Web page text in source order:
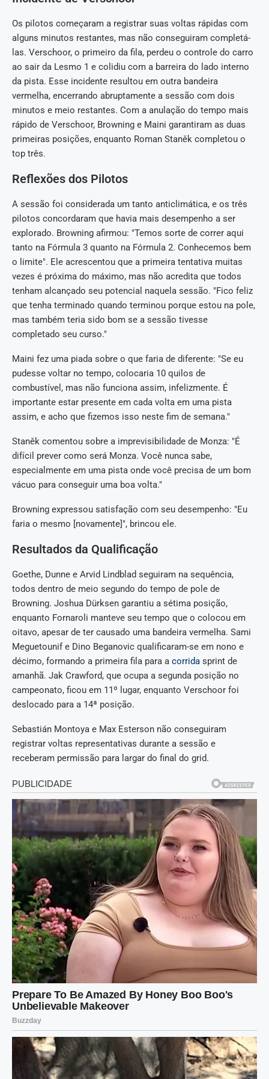
Os pilotos começaram a registrar suas voltas rápidas com
alguns minutos restantes, mas não conseguiram completá-
las. Verschoor, o primeiro da fila, perdeu o controle do carro
ao sair da Lesmo 1 e colidiu com a barreira do lado interno
da pista. Esse incidente resultou em outra bandeira
vermelha, encerrando abruptamente a sessão com dois
minutos e meio restantes. Com a anulação do tempo mais
rápido de Verschoor, Browning e Maini garantiram as duas
primeiras posições, enquanto Roman Staněk completou o
top três.
Reflexões dos Pilotos
A sessão foi considerada um tanto anticlimática, e os três
pilotos concordaram que havia mais desempenho a ser
explorado. Browning afirmou: "Temos sorte de correr aqui
tanto na Fórmula 3 quanto na Fórmula 2. Conhecemos bem
o limite". Ele acrescentou que a primeira tentativa muitas
vezes é próxima do máximo, mas não acredita que todos
tenham alcançado seu potencial naquela sessão. "Fico feliz
que tenha terminado quando terminou porque estou na pole,
mas também teria sido bom se a sessão tivesse
completado seu curso."
Maini fez uma piada sobre o que faria de diferente: "Se eu
pudesse voltar no tempo, colocaria 10 quilos de
combustível, mas não funciona assim, infelizmente. É
importante estar presente em cada volta em uma pista
assim, e acho que fizemos isso neste fim de semana."
Staněk comentou sobre a imprevisibilidade de Monza: "É
difícil prever como será Monza. Você nunca sabe,
especialmente em uma pista onde você precisa de um bom
vácuo para conseguir uma boa volta."
Browning expressou satisfação com seu desempenho: "Eu
faria o mesmo [novamente]", brincou ele.
Resultados da Qualificação
Goethe, Dunne e Arvid Lindblad seguiram na sequência,
todos dentro de meio segundo do tempo de pole de
Browning. Joshua Dürksen garantiu a sétima posição,
enquanto Fornaroli manteve seu tempo que o colocou em
oitavo, apesar de ter causado uma bandeira vermelha. Sami
Meguetounif e Dino Beganovic qualificaram-se em nono e
décimo, formando a primeira fila para a corrida sprint de
amanhã. Jak Crawford, que ocupa a segunda posição no
campeonato, ficou em 11º lugar, enquanto Verschoor foi
deslocado para a 14ª posição.
Sebastián Montoya e Max Esterson não conseguiram
registrar voltas representativas durante a sessão e
receberam permissão para largar do final do grid.